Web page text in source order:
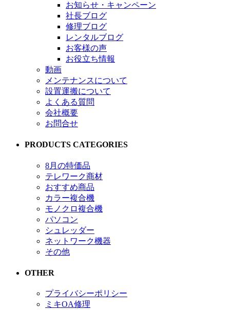
お知らせ・キャンペーン
社長ブログ
修理ブログ
レンタルブログ
お客様の声
お役立ち情報
動画
メンテナンスについて
設置運搬について
よくある質問
会社概要
お問合せ
PRODUCTS CATEGORIES
8月の特価品
テレワーク商材
おすすめ商品
カラー複合機
モノクロ複合機
パソコン
シュレッダー
ネットワーク機器
その他
OTHER
プライバシーポリシー
ミキOA修理